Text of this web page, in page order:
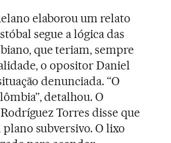
elaborou um relato
segue a lógica das
que teriam, sempre
o opositor Daniel
denunciada. “O
detalhou. O
Torres disse que
subversivo. O lixo